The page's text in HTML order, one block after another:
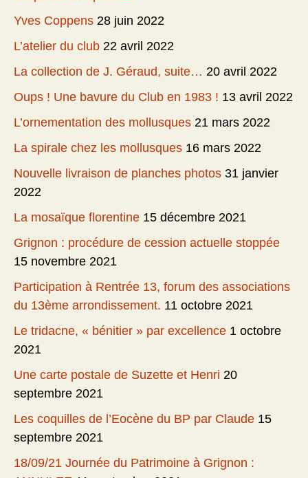
Yves Coppens 28 juin 2022
L’atelier du club 22 avril 2022
La collection de J. Géraud, suite… 20 avril 2022
Oups ! Une bavure du Club en 1983 ! 13 avril 2022
L’ornementation des mollusques 21 mars 2022
La spirale chez les mollusques 16 mars 2022
Nouvelle livraison de planches photos 31 janvier
2022
La mosaïque florentine 15 décembre 2021
Grignon : procédure de cession actuelle stoppée
15 novembre 2021
Participation à Rentrée 13, forum des associations
du 13ème arrondissement. 11 octobre 2021
Le tridacne, « bénitier » par excellence 1 octobre
2021
Une carte postale de Suzette et Henri 20
septembre 2021
Les coquilles de l’Eocène du BP par Claude 15
septembre 2021
18/09/21 Journée du Patrimoine à Grignon :